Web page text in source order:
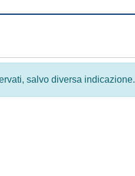
salvo diversa indicazione.